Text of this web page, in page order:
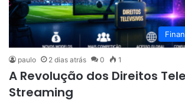
paulo 2 dias atrás 0 1
A Revolução dos Direitos
Streaming